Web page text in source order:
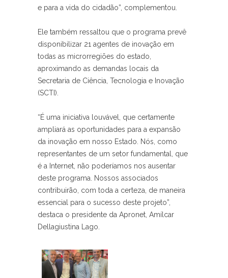
e para a vida do cidadão”, complementou.
Ele também ressaltou que o programa prevê
disponibilizar 21 agentes de inovação em
todas as microrregiões do estado,
aproximando as demandas locais da
Secretaria de Ciência, Tecnologia e Inovação
(SCTI).
“É uma iniciativa louvável, que certamente
ampliará as oportunidades para a expansão
da inovação em nosso Estado. Nós, como
representantes de um setor fundamental, que
é a Internet, não poderíamos nos ausentar
deste programa. Nossos associados
contribuirão, com toda a certeza, de maneira
essencial para o sucesso deste projeto”,
destaca o presidente da Apronet, Amílcar
Dellagiustina Lago.